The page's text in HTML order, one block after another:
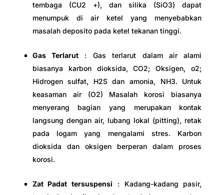
tembaga (CU2 +), dan silika (SiO3) dapat
menumpuk di air ketel yang menyebabkan
masalah deposito pada ketel tekanan tinggi.
Gas Terlarut : Gas terlarut dalam air alami
biasanya karbon dioksida, CO2; Oksigen, o2;
Hidrogen sulfat, H2S dan amonia, NH3. Untuk
keasaman air (O2) Masalah korosi biasanya
menyerang bagian yang merupakan kontak
langsung dengan air, lubang lokal (pitting), retak
pada logam yang mengalami stres. Karbon
dioksida dan oksigen berperan dalam proses
korosi.
Zat Padat tersuspensi : Kadang-kadang pasir,